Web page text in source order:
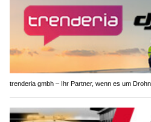
trenderia gmbh – Ihr Partner, wenn es um